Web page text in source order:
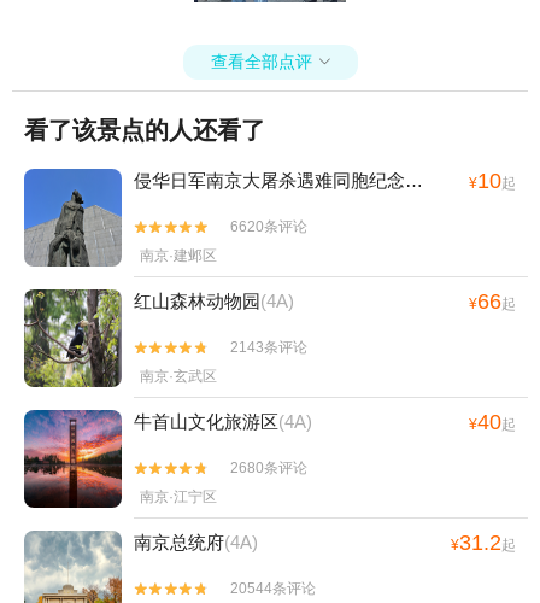
馆+汤山涵田·臻温泉+侵华日军向新四军投降
处旧址+南京玫瑰园+金陵小城+南京市博物
+明孝陵博物馆+炮炮兵探险学院(玄武湖
店)+南京国防园+雨花石地质公园+汤山温泉
+金牛湖尾波冲浪基地+南京城墙博物馆+达
摩殿+汤山竹野丛林ATV越野野骑基地+未来
动物城（南京玄武湖店）+侵华日军向新四军
投降处旧址+夫子庙雨花石博物馆+高淳陶瓷
博物馆+玄武湖游船(阳光码头)+大自然邮局
栖霞山森林营地+天生桥+灵谷寺+雨花剧院
+南京银杏湖+夫子庙喜剧汇+汤山温泉房车
露营地1日游
查看全部点评 
看了该景点的人还看了
侵华日军南京大屠杀遇难同胞纪念馆 ¥10起


6620条评论
南京·建邺区
红山森林动物园(4A) ¥66起


2143条评论
南京·玄武区
牛首山文化旅游区(4A) ¥40起


2680条评论
南京·江宁区
南京总统府(4A) ¥31.2起

 20544条评论